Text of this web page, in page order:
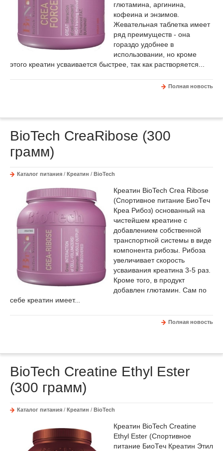
глютамина, аргинина,
кофеина и энзимов.
Жевательная таблетка имеет
ряд преимуществ - она
гораздо удобнее в
использовании, но кроме
этого креатин усваивается быстрее, так как растворяется...
Полная новость
BioTech CreaRibose (300
грамм)
Каталог питания / Креатин / BioTech
Креатин BioTech Crea Ribose
(Спортивное питание БиоТеч
Креа Рибоз) основанный на
чистейшем креатине с
добавлением собственной
транспортной системы в виде
компонента рибозы. Рибоза
увеличивает скорость
усваивания креатина 3-5 раз.
Кроме того, в продукт
добавлен глютамин. Сам по
себе креатин имеет...
Полная новость
BioTech Creatine Ethyl Ester
(300 грамм)
Каталог питания / Креатин / BioTech
Креатин BioTech Creatine
Ethyl Ester (Спортивное
питание БиоТеч Креатин Этил